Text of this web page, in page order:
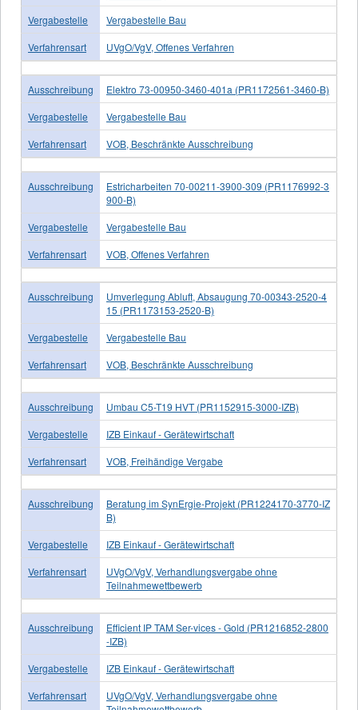
Vergabestelle
Vergabestelle Bau
Verfahrensart
UVgO/VgV, Offenes Verfahren
Ausschreibung
Elektro 73-00950-3460-401a (PR1172561-3460-B)
Vergabestelle
Vergabestelle Bau
Verfahrensart
VOB, Beschränkte Ausschreibung
Ausschreibung
Estricharbeiten 70-00211-3900-309 (PR1176992-3
900-B)
Vergabestelle
Vergabestelle Bau
Verfahrensart
VOB, Offenes Verfahren
Ausschreibung
Umverlegung Abluft, Absaugung 70-00343-2520-4
15 (PR1173153-2520-B)
Vergabestelle
Vergabestelle Bau
Verfahrensart
VOB, Beschränkte Ausschreibung
Ausschreibung
Umbau C5-T19 HVT (PR1152915-3000-IZB)
Vergabestelle
IZB Einkauf - Gerätewirtschaft
Verfahrensart
VOB, Freihändige Vergabe
Ausschreibung
Beratung im SynErgie-Projekt (PR1224170-3770-IZ
B)
Vergabestelle
IZB Einkauf - Gerätewirtschaft
Verfahrensart
UVgO/VgV, Verhandlungsvergabe ohne
Teilnahmewettbewerb
Ausschreibung
Efficient IP TAM Ser-vices - Gold (PR1216852-2800
-IZB)
Vergabestelle
IZB Einkauf - Gerätewirtschaft
Verfahrensart
UVgO/VgV, Verhandlungsvergabe ohne